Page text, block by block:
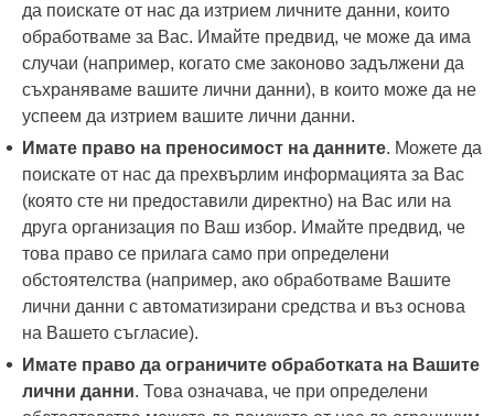
да поискате от нас да изтрием личните данни, които
обработваме за Вас. Имайте предвид, че може да има
случаи (например, когато сме законово задължени да
съхраняваме вашите лични данни), в които може да не
успеем да изтрием вашите лични данни.
Имате право на преносимост на данните. Можете да
поискате от нас да прехвърлим информацията за Вас
(която сте ни предоставили директно) на Вас или на
друга организация по Ваш избор. Имайте предвид, че
това право се прилага само при определени
обстоятелства (например, ако обработваме Вашите
лични данни с автоматизирани средства и въз основа
на Вашето съгласие).
Имате право да ограничите обработката на Вашите
лични данни. Това означава, че при определени